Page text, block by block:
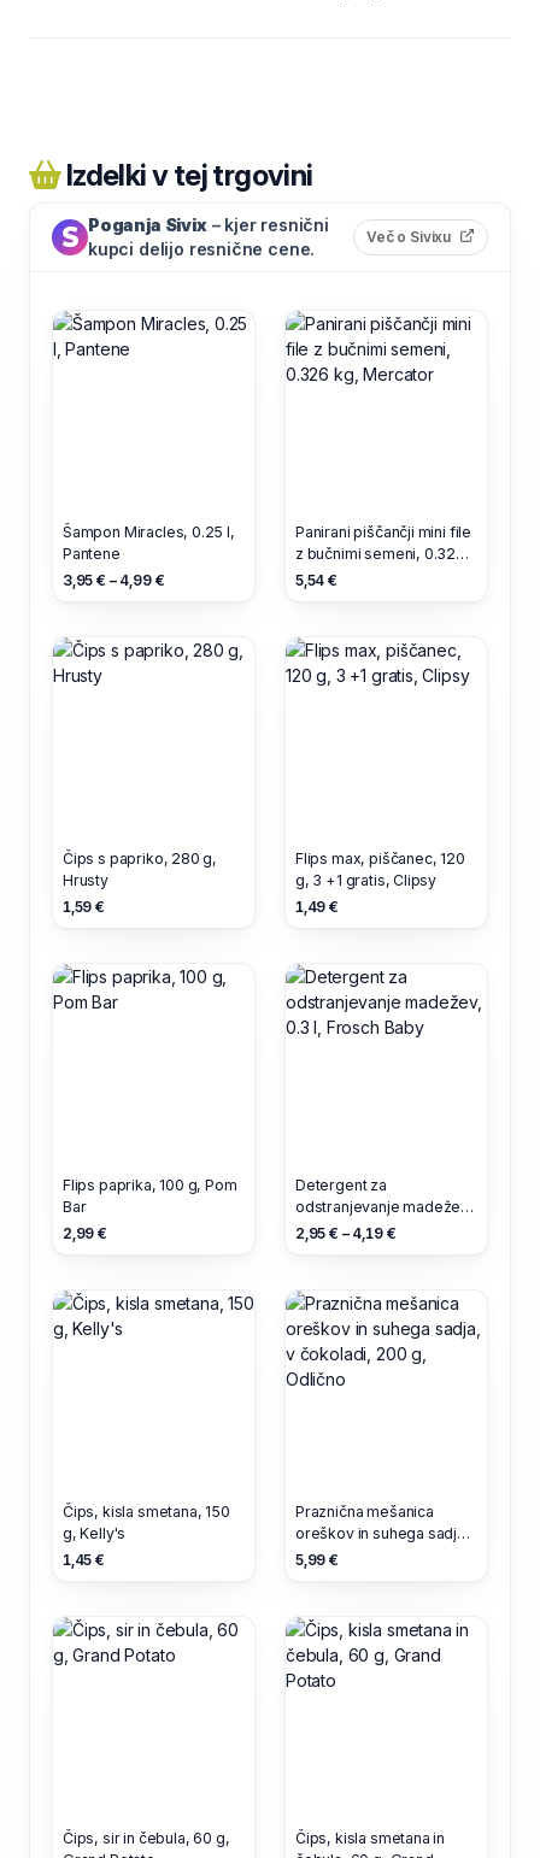
Izdelki v tej trgovini
Poganja Sivix – kjer resnični
kupci delijo resnične cene.
Več o Sivixu (odpre
Šampon Miracles, 0.25 l,
Pantene
3,95 € – 4,99 €
Panirani piščančji mini file
z bučnimi semeni, 0.326
kg, Mercator
5,54 €
Čips s papriko, 280 g,
Hrusty
1,59 €
Flips max, piščanec, 120
g, 3 +1 gratis, Clipsy
1,49 €
Flips paprika, 100 g, Pom
Bar
2,99 €
Detergent za
odstranjevanje madežev,
0.3 l, Frosch Baby
2,95 € – 4,19 €
Čips, kisla smetana, 150
g, Kelly's
1,45 €
Praznična mešanica
oreškov in suhega sadja,
v čokoladi, 200 g,
5,99 €
Čips, sir in čebula, 60 g,
Čips, kisla smetana in